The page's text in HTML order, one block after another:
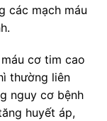
các mạch máu
cơ tim cao
thường liên
nguy cơ bệnh
huyết áp,